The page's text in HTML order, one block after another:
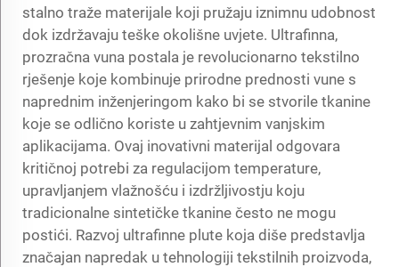
stalno traže materijale koji pružaju iznimnu udobnost
dok izdržavaju teške okolišne uvjete. Ultrafinna,
prozračna vuna postala je revolucionarno tekstilno
rješenje koje kombinuje prirodne prednosti vune s
naprednim inženjeringom kako bi se stvorile tkanine
koje se odlično koriste u zahtjevnim vanjskim
aplikacijama. Ovaj inovativni materijal odgovara
kritičnoj potrebi za regulacijom temperature,
upravljanjem vlažnošću i izdržljivostju koju
tradicionalne sintetičke tkanine često ne mogu
postići. Razvoj ultrafinne plute koja diše predstavlja
značajan napredak u tehnologiji tekstilnih proizvoda,